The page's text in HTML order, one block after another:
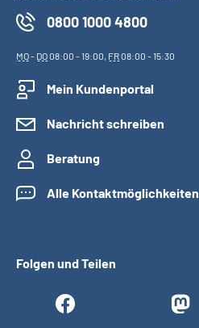
0800 1000 4800
MO- DO08:00 - 19:00, FR08:00 - 15:30
Mein Kundenportal
Nachricht schreiben
Beratung
Alle Kontaktmöglichkeiten
Folgen und Teilen